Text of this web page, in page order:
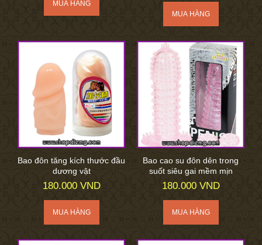
Bao đôn tăng kích thước đầu
dương vật
180.000 VND
Bao cao su đôn dên trong
suốt siêu gai mềm mịn
180.000 VND